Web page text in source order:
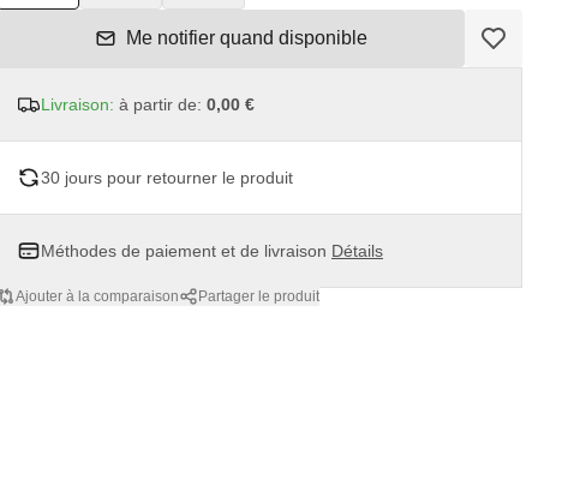
Me notifier quand disponible
Livraison: à partir de: 0,00 €
30 jours pour retourner le produit
Méthodes de paiement et de livraison Détails
Ajouter à la comparaison Partager le produit